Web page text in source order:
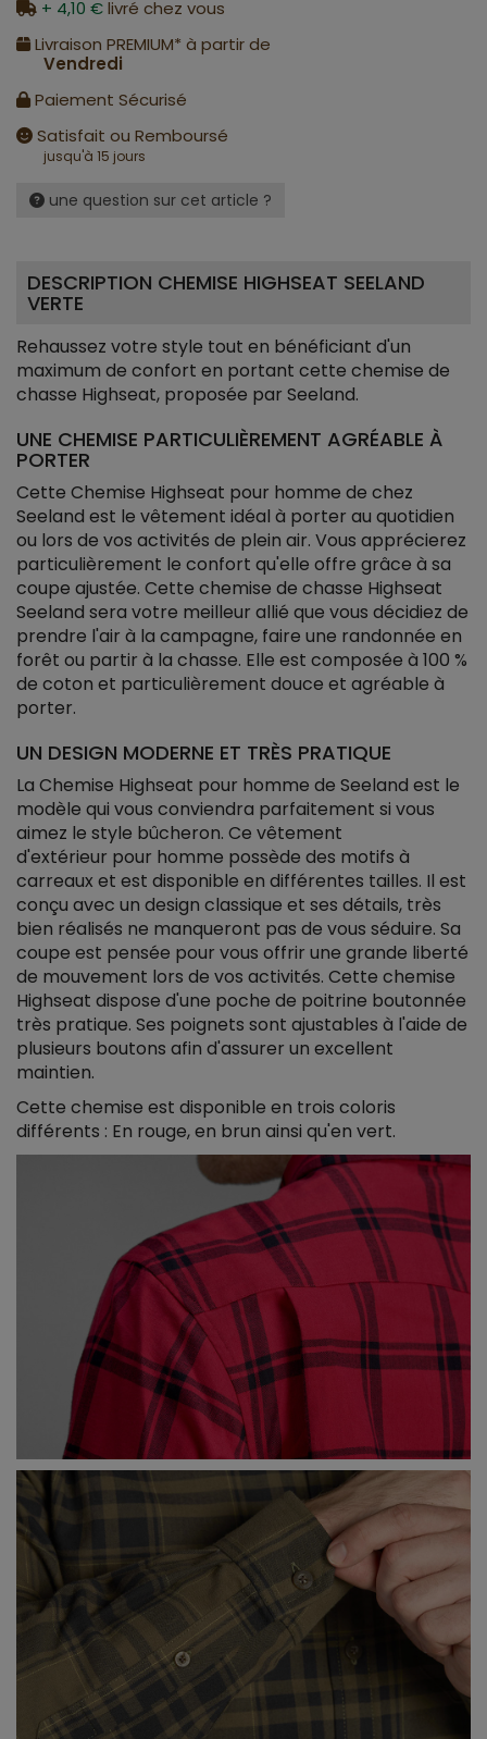
+ 4,10 €livré chez vous
Livraison PREMIUM* à partir de
Vendredi
Paiement Sécurisé
Satisfait ou Remboursé
jusqu'à 15 jours
une question sur cet article ?
DESCRIPTION CHEMISE HIGHSEAT SEELAND
VERTE
Rehaussez votre style tout en bénéficiant d'un
maximum de confort en portant cette chemise de
chasse Highseat, proposée par Seeland.
UNE CHEMISE PARTICULIÈREMENT AGRÉABLE À
PORTER
Cette Chemise Highseat pour homme de chez
Seeland est le vêtement idéal à porter au quotidien
ou lors de vos activités de plein air. Vous apprécierez
particulièrement le confort qu'elle offre grâce à sa
coupe ajustée. Cette chemise de chasse Highseat
Seeland sera votre meilleur allié que vous décidiez de
prendre l'air à la campagne, faire une randonnée en
forêt ou partir à la chasse. Elle est composée à 100 %
de coton et particulièrement douce et agréable à
porter.
UN DESIGN MODERNE ET TRÈS PRATIQUE
La Chemise Highseat pour homme de Seeland est le
modèle qui vous conviendra parfaitement si vous
aimez le style bûcheron. Ce vêtement
d'extérieur pour homme possède des motifs à
carreaux et est disponible en différentes tailles. Il est
conçu avec un design classique et ses détails, très
bien réalisés ne manqueront pas de vous séduire. Sa
coupe est pensée pour vous offrir une grande liberté
de mouvement lors de vos activités. Cette chemise
Highseat dispose d'une poche de poitrine boutonnée
très pratique. Ses poignets sont ajustables à l'aide de
plusieurs boutons afin d'assurer un excellent
maintien.
Cette chemise est disponible en trois coloris
différents : En rouge, en brun ainsi qu'en vert.